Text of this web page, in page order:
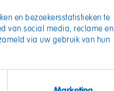
en bezoekersstatistieken te
van social media, reclame en
via uw gebruik van hun